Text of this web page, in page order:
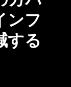
ンフ
する